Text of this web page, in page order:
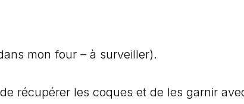
mon four – à surveiller).
récupérer les coques et de les garnir